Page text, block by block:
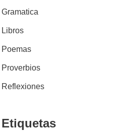
Gramatica
Libros
Poemas
Proverbios
Reflexiones
Etiquetas